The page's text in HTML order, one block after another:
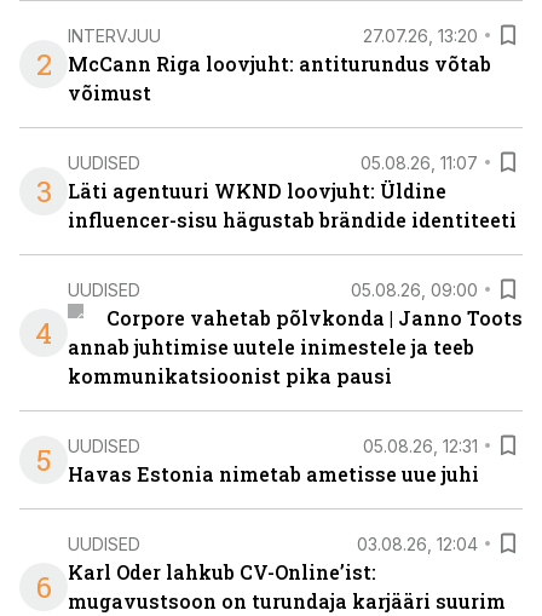
2
INTERVJUU 27.07.26, 13:20
McCann Riga loovjuht: antiturundus võtab
võimust
3
UUDISED 05.08.26, 11:07
Läti agentuuri WKND loovjuht: Üldine
influencer-sisu hägustab brändide identiteeti
4
UUDISED 05.08.26, 09:00
Corpore vahetab põlvkonda | Janno Toots
annab juhtimise uutele inimestele ja teeb
kommunikatsioonist pika pausi
5 UUDISED 05.08.26, 12:31
Havas Estonia nimetab ametisse uue juhi
6
UUDISED 03.08.26, 12:04
Karl Oder lahkub CV-Online’ist:
mugavustsoon on turundaja karjääri suurim